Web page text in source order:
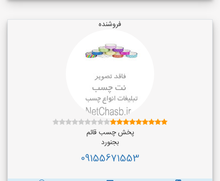
فروشنده
پخش چسب قائم
بجنورد
09155671553